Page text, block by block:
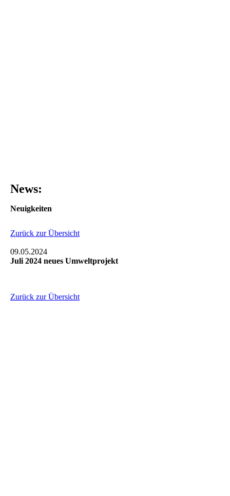
News:
Neuigkeiten
Zurück zur Übersicht
09.05.2024
Juli 2024 neues Umweltprojekt
Zurück zur Übersicht